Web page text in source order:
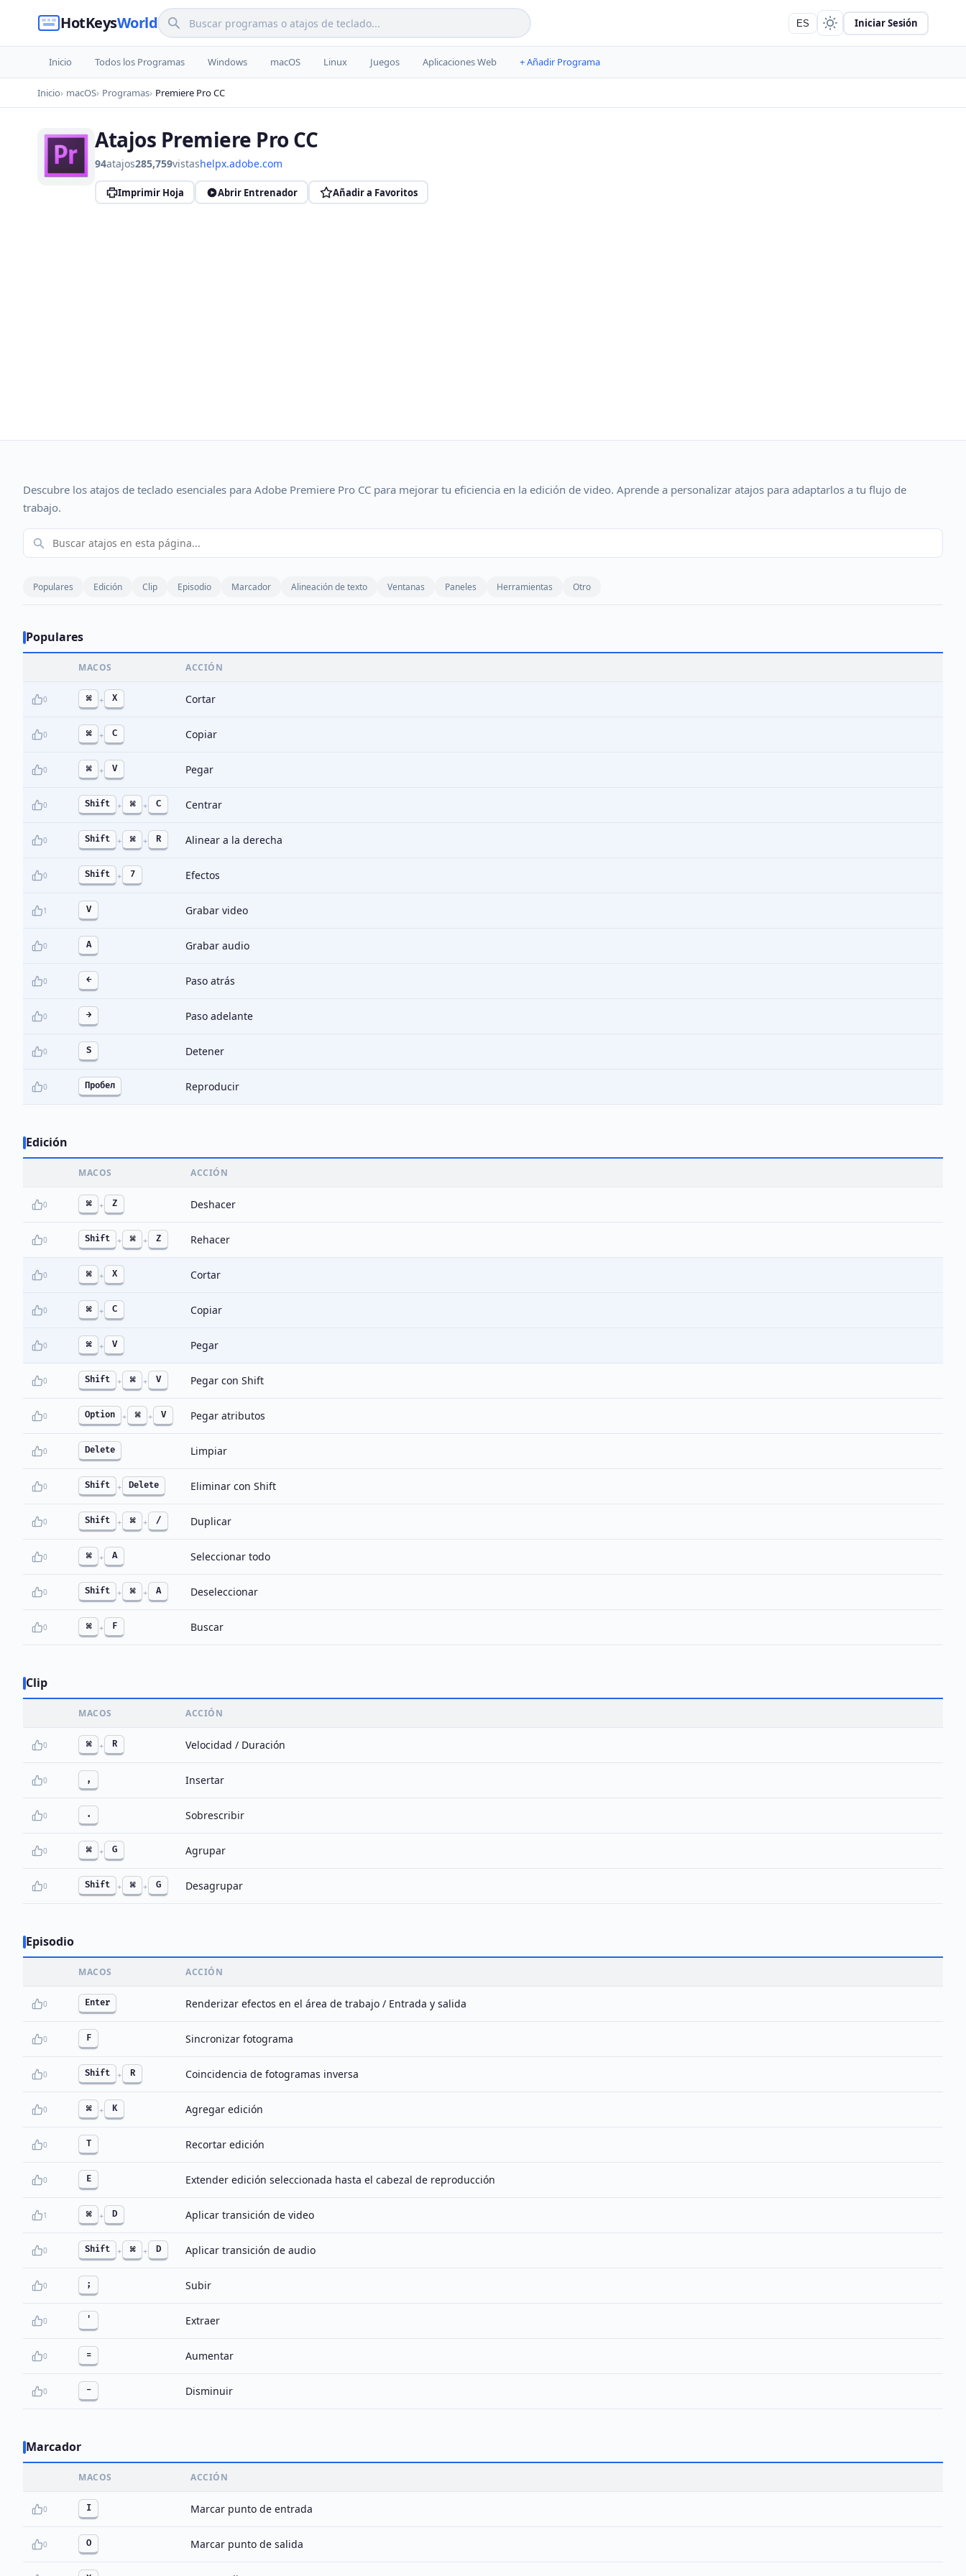
HotKeysWorld ES Iniciar Sesión
Inicio Todos los Programas Windows macOS Linux Juegos Aplicaciones Web + Añadir Programa
Inicio macOS Programas Premiere Pro CC
Atajos Premiere Pro CC
94atajos285,759vistashelpx.adobe.com
Imprimir Hoja Abrir Entrenador Añadir a Favoritos
Descubre los atajos de teclado esenciales para Adobe Premiere Pro CC para mejorar tu eficiencia en la edición de video. Aprende a personalizar atajos para adaptarlos a tu flujo de
trabajo.
Populares Edición Clip Episodio Marcador Alineación de texto Ventanas Paneles Herramientas Otro
Populares
MACOS ACCIÓN
0 ⌘ + X Cortar
0 ⌘ + C Copiar
0 ⌘ + V Pegar
0 Shift + ⌘ + C Centrar
0 Shift + ⌘ + R Alinear a la derecha
0 Shift + 7 Efectos
1 V Grabar video
0 A Grabar audio
0 ← Paso atrás
0 → Paso adelante
0 S Detener
0 Пробел Reproducir
Edición
MACOS ACCIÓN
0 ⌘ + Z Deshacer
0 Shift + ⌘ + Z Rehacer
0 ⌘ + X Cortar
0 ⌘ + C Copiar
0 ⌘ + V Pegar
0 Shift + ⌘ + V Pegar con Shift
0 Option + ⌘ + V Pegar atributos
0 Delete Limpiar
0 Shift + Delete Eliminar con Shift
0 Shift + ⌘ + / Duplicar
0 ⌘ + A Seleccionar todo
0 Shift + ⌘ + A Deseleccionar
0 ⌘ + F Buscar
Clip
MACOS ACCIÓN
0 ⌘ + R Velocidad / Duración
0 , Insertar
0 . Sobrescribir
0 ⌘ + G Agrupar
0 Shift + ⌘ + G Desagrupar
Episodio
MACOS ACCIÓN
0 Enter Renderizar efectos en el área de trabajo / Entrada y salida
0 F Sincronizar fotograma
0 Shift + R Coincidencia de fotogramas inversa
0 ⌘ + K Agregar edición
0 T Recortar edición
0 E Extender edición seleccionada hasta el cabezal de reproducción
1 ⌘ + D Aplicar transición de video
0 Shift + ⌘ + D Aplicar transición de audio
0 ; Subir
0 ' Extraer
0 = Aumentar
0 - Disminuir
Marcador
MACOS ACCIÓN
0 I Marcar punto de entrada
0 O Marcar punto de salida